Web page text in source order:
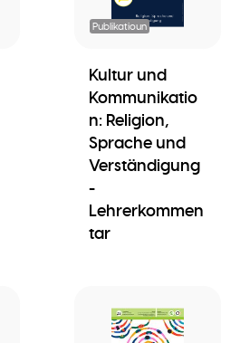
Publikatioun
Kultur und
Kommunikatio
n: Religion,
Sprache und
Verständigung
-
Lehrerkommen
tar